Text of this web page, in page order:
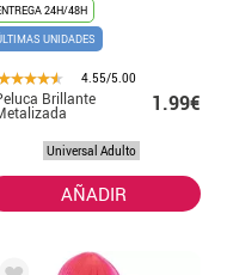
24H/48H
UNIDADES
4.55/5.00
Brillante 1.99€
Universal Adulto
AÑADIR